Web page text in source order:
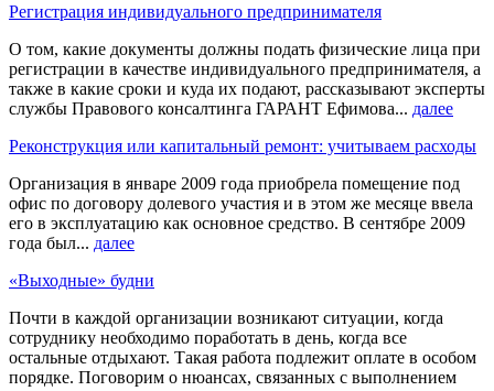
Регистрация индивидуального предпринимателя
О том, какие документы должны подать физические лица при
регистрации в качестве индивидуального предпринимателя, а
также в какие сроки и куда их подают, рассказывают эксперты
службы Правового консалтинга ГАРАНТ Ефимова... далее
Реконструкция или капитальный ремонт: учитываем расходы
Организация в январе 2009 года приобрела помещение под
офис по договору долевого участия и в этом же месяце ввела
его в эксплуатацию как основное средство. В сентябре 2009
года был... далее
«Выходные» будни
Почти в каждой организации возникают ситуации, когда
сотруднику необходимо поработать в день, когда все
остальные отдыхают. Такая работа подлежит оплате в особом
порядке. Поговорим о нюансах, связанных с выполнением